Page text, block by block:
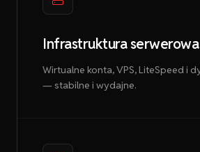
Infrastruktura serwerowa
Wirtualne konta, VPS, LiteSpeed i
— stabilne i wydajne.